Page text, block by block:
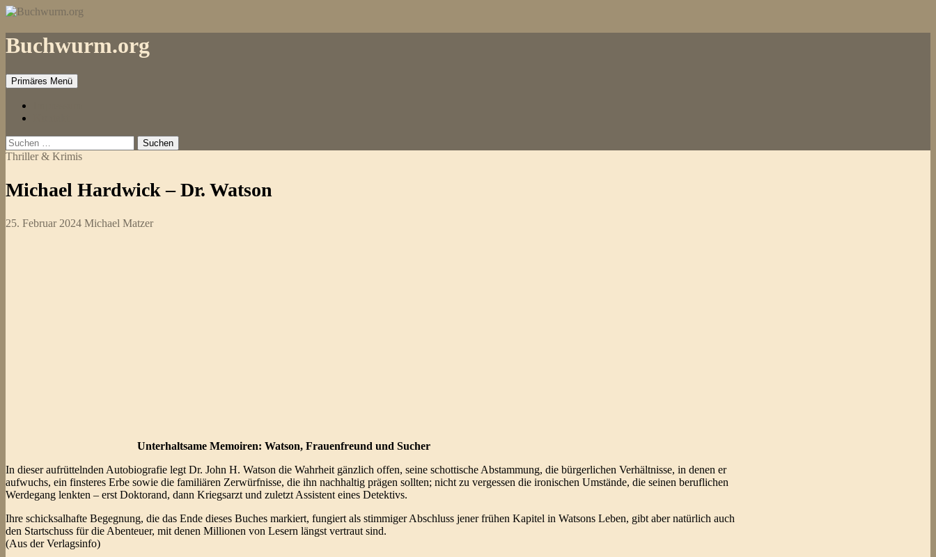
Zum
springen
Buchwurm.org
Primäres Menü
Suchen
nach:
Thriller & Krimis
Michael Hardwick – Dr. Watson
25. Februar 2024 Michael Matzer
Unterhaltsame Memoiren: Watson, Frauenfreund und Sucher
In dieser aufrüttelnden Autobiografie legt Dr. John H. Watson die Wahrheit gänzlich offen, seine schottische Abstammung, die bürgerlichen Verhältnisse, in denen er
aufwuchs, ein finsteres Erbe sowie die familiären Zerwürfnisse, die ihn nachhaltig prägen sollten; nicht zu vergessen die ironischen Umstände, die seinen beruflichen
Werdegang lenkten – erst Doktorand, dann Kriegsarzt und zuletzt Assistent eines Detektivs.
Ihre schicksalhafte Begegnung, die das Ende dieses Buches markiert, fungiert als stimmiger Abschluss jener frühen Kapitel in Watsons Leben, gibt aber natürlich auch
den Startschuss für die Abenteuer, mit denen Millionen von Lesern längst vertraut sind.
(Aus der Verlagsinfo)